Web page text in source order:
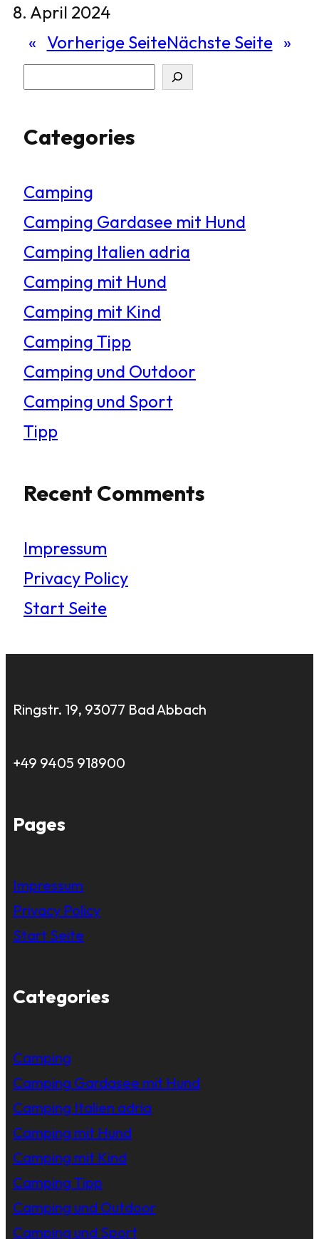
8. April 2024
« Vorherige SeiteNächste Seite »
c
e
n
Categories
Camping
Camping Gardasee mit Hund
Camping Italien adria
Camping mit Hund
Camping mit Kind
Camping Tipp
Camping und Outdoor
Camping und Sport
Tipp
Recent Comments
Impressum
Privacy Policy
Start Seite
Ringstr. 19, 93077 Bad Abbach
+49 9405 918900
Pages
Impressum
Privacy Policy
Start Seite
Categories
Camping
Camping Gardasee mit Hund
Camping Italien adria
Camping mit Hund
Camping mit Kind
Camping Tipp
Camping und Outdoor
Camping und Sport